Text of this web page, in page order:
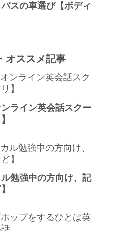
スの車選び【ボディ
オススメ記事
ライン英会話スクー
ル勉強中の方向け、記